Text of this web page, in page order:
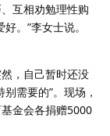
互相劝勉理性购
。”李女士说。
，自己暂时还没
需要的”。现场，
金会各捐赠5000